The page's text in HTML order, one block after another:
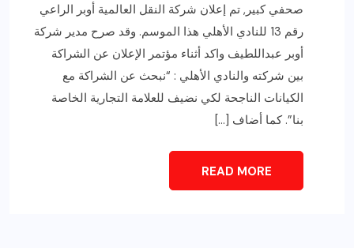
صحفي كبير, تم إعلان شركة النقل العالمية أوبر الراعي
رقم 13 للنادي الأهلي هذا الموسم. وقد صرح مدير شركة
أوبر عبداللطيف واكد أثناء مؤتمر الإعلان عن الشراكة
بين شركته والنادي الأهلي : “نبحث عن الشراكة مع
الكيانات الناجحة لكي نضيف للعلامة التجارية الخاصة
بنا”. كما أضاف […]
READ MORE